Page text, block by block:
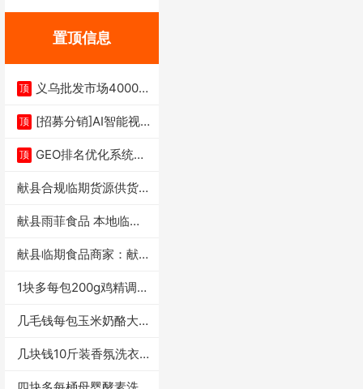
置顶信息
顶
义乌批发市场4000多
顶 [招募分销]AI智能视
顶 GEO排名优化系统+A
献县合规临期货源供货商
献县雨菲食品 本地临期
献县临期食品商家：献县
1块多每包200g鸡精调味
几毛钱每包玉米奶酪大虾
几块钱10斤装香氛洗衣